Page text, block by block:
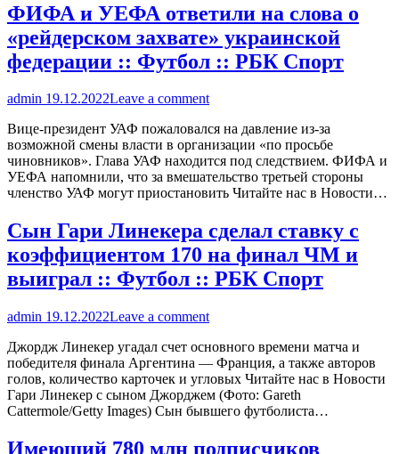
ФИФА и УЕФА ответили на слова о
«рейдерском захвате» украинской
федерации :: Футбол :: РБК Спорт
admin 19.12.2022Leave a comment
Вице-президент УАФ пожаловался на давление из-за
возможной смены власти в организации «по просьбе
чиновников». Глава УАФ находится под следствием. ФИФА и
УЕФА напомнили, что за вмешательство третьей стороны
членство УАФ могут приостановить Читайте нас в Новости…
Сын Гари Линекера сделал ставку с
коэффициентом 170 на финал ЧМ и
выиграл :: Футбол :: РБК Спорт
admin 19.12.2022Leave a comment
Джордж Линекер угадал счет основного времени матча и
победителя финала Аргентина — Франция, а также авторов
голов, количество карточек и угловых Читайте нас в Новости
Гари Линекер с сыном Джорджем (Фото: Gareth
Cattermole/Getty Images) Сын бывшего футболиста…
Имеющий 780 млн подписчиков